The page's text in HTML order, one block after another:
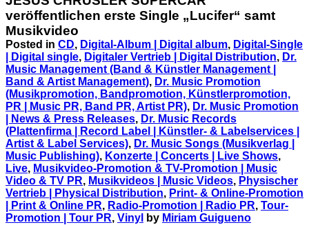
veröffentlichen erste Single „Lucifer“ samt
Musikvideo
Posted in CD, Digital-Album | Digital album, Digital-Single
| Digital single, Digitaler Vertrieb | Digital Distribution, Dr.
Music Management (Band & Künstler Management |
Band & Artist Management), Dr. Music Promotion
(Musikpromotion, Bandpromotion, Künstlerpromotion,
PR | Music PR, Band PR, Artist PR), Dr. Music Promotion
| News & Press Releases, Dr. Music Records
(Plattenfirma | Record Label | Künstler- & Labelservices |
Artist & Label Services), Dr. Music Songs (Musikverlag |
Music Publishing), Konzerte | Concerts | Live Shows,
Live, Musikvideo-Promotion & TV-Promotion | Music
Video & TV PR, Musikvideos | Music Videos, Physischer
Vertrieb | Physical Distribution, Print- & Online-Promotion
| Print & Online PR, Radio-Promotion | Radio PR, Tour-
Promotion | Tour PR, Vinyl by Miriam Guigueno